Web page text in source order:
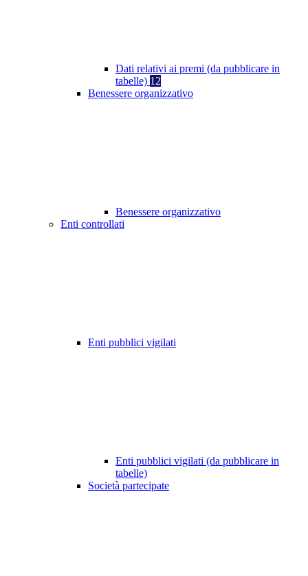
Dati relativi ai premi (da pubblicare in
tabelle) 12
Benessere organizzativo
Benessere organizzativo
Enti controllati
Enti pubblici vigilati
Enti pubblici vigilati (da pubblicare in
tabelle)
Società partecipate